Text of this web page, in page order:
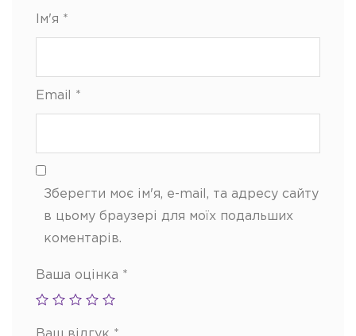
Ім'я *
Email *
Зберегти моє ім'я, e-mail, та адресу сайту
в цьому браузері для моїх подальших
коментарів.
Ваша оцінка *